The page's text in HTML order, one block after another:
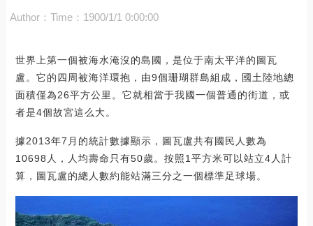
Author： Time：1900/1/1 0:00:00
世界上第一個被海水淹沒的島國，是位于南太平洋的圖瓦
盧。它的四周被海洋環抱，由9個珊瑚群島組成，國土陸地總
面積僅為26平方公里。它就相當于我國一個普通的街道，或
者是4個故宮這么大。
據2013年7月的統計數據顯示，圖瓦盧共有國民人數為
10698人，人均壽命只有50歲。按照1平方米可以站立4人計
算，圖瓦盧的總人數約能站滿三分之一個標準足球場。